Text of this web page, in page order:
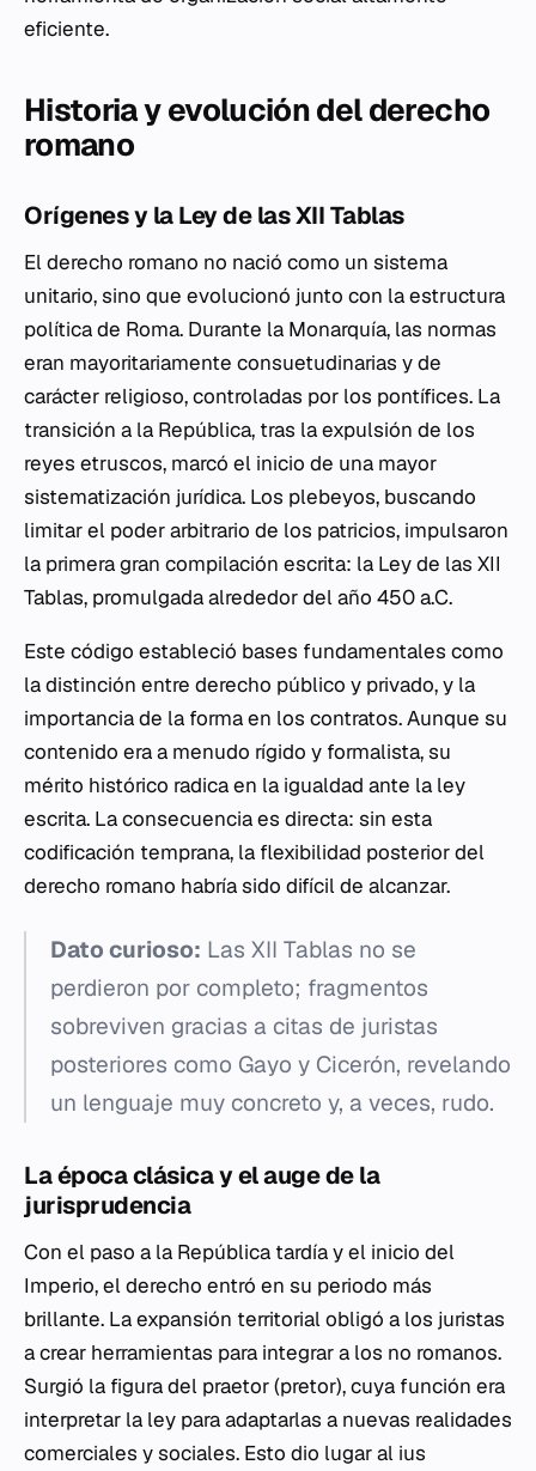
eficiente.
Historia y evolución del derecho
romano
Orígenes y la Ley de las XII Tablas
El derecho romano no nació como un sistema
unitario, sino que evolucionó junto con la estructura
política de Roma. Durante la Monarquía, las normas
eran mayoritariamente consuetudinarias y de
carácter religioso, controladas por los pontífices. La
transición a la República, tras la expulsión de los
reyes etruscos, marcó el inicio de una mayor
sistematización jurídica. Los plebeyos, buscando
limitar el poder arbitrario de los patricios, impulsaron
la primera gran compilación escrita: la Ley de las XII
Tablas, promulgada alrededor del año 450 a.C.
Este código estableció bases fundamentales como
la distinción entre derecho público y privado, y la
importancia de la forma en los contratos. Aunque su
contenido era a menudo rígido y formalista, su
mérito histórico radica en la igualdad ante la ley
escrita. La consecuencia es directa: sin esta
codificación temprana, la flexibilidad posterior del
derecho romano habría sido difícil de alcanzar.
Dato curioso: Las XII Tablas no se
perdieron por completo; fragmentos
sobreviven gracias a citas de juristas
posteriores como Gayo y Cicerón, revelando
un lenguaje muy concreto y, a veces, rudo.
La época clásica y el auge de la
jurisprudencia
Con el paso a la República tardía y el inicio del
Imperio, el derecho entró en su periodo más
brillante. La expansión territorial obligó a los juristas
a crear herramientas para integrar a los no romanos.
Surgió la figura del praetor(pretor), cuya función era
interpretar la ley para adaptarlas a nuevas realidades
comerciales y sociales. Esto dio lugar al ius